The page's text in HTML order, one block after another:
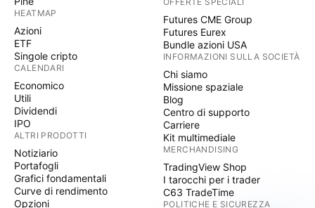
HEATMAP
Azioni
ETF
Singole cripto
CALENDARI
Economico
Utili
Dividendi
IPO
ALTRI PRODOTTI
Notiziario
Portafogli
Grafici fondamentali
Curve di rendimento
Opzioni
Futures CME Group
Futures Eurex
Bundle azioni USA
INFORMAZIONI SULLA SOCIETÀ
Chi siamo
Missione spaziale
Blog
Centro di supporto
Carriere
Kit multimediale
MERCHANDISING
TradingView Shop
I tarocchi per i trader
C63 TradeTime
POLITICHE E SICUREZZA